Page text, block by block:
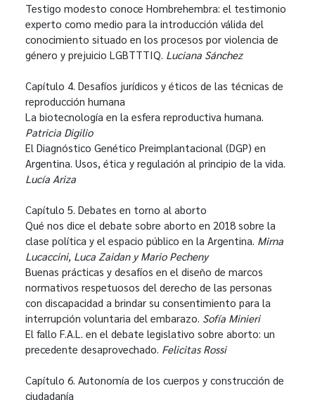
Testigo modesto conoce Hombrehembra: el testimonio
experto como medio para la introducción válida del
conocimiento situado en los procesos por violencia de
género y prejuicio LGBTTTIQ. Luciana Sánchez
Capítulo 4. Desafíos jurídicos y éticos de las técnicas de
reproducción humana
La biotecnología en la esfera reproductiva humana.
Patricia Digilio
El Diagnóstico Genético Preimplantacional (DGP) en
Argentina. Usos, ética y regulación al principio de la vida.
Lucía Ariza
Capítulo 5. Debates en torno al aborto
Qué nos dice el debate sobre aborto en 2018 sobre la
clase política y el espacio público en la Argentina. Mirna
Lucaccini, Luca Zaidan y Mario Pecheny
Buenas prácticas y desafíos en el diseño de marcos
normativos respetuosos del derecho de las personas
con discapacidad a brindar su consentimiento para la
interrupción voluntaria del embarazo. Sofía Minieri
El fallo F.A.L. en el debate legislativo sobre aborto: un
precedente desaprovechado. Felicitas Rossi
Capítulo 6. Autonomía de los cuerpos y construcción de
ciudadanía